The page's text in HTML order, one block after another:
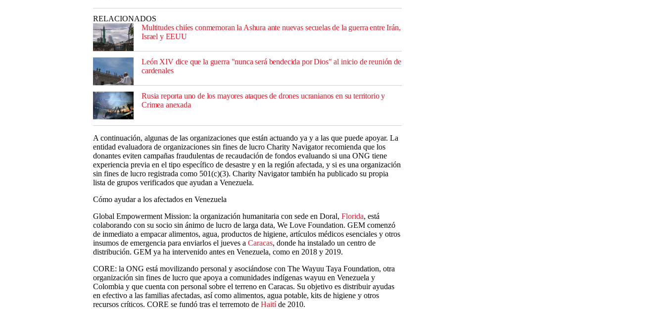
RELACIONADOS
Multitudes chiíes conmemoran la Ashura ante nuevas secuelas de la guerra entre Irán,
Israel y EEUU
León XIV dice que la guerra "nunca será bendecida por Dios" al inicio de reunión de
cardenales
Rusia reporta uno de los mayores ataques de drones ucranianos en su territorio y
Crimea anexada
A continuación, algunas de las organizaciones que están actuando ya y a las que puede apoyar. La
entidad evaluadora de organizaciones sin fines de lucro Charity Navigator recomienda que los
donantes eviten campañas fraudulentas de recaudación de fondos evaluando si una ONG tiene
experiencia previa en el tipo específico de desastre y en la región afectada, y si es una organización
sin fines de lucro registrada como 501(c)(3). Charity Navigator también ha publicado su propia
lista de grupos verificados que ayudan a Venezuela.
Cómo ayudar a los afectados en Venezuela
Global Empowerment Mission: la organización humanitaria con sede en Doral, Florida, está
colaborando con su socio sin ánimo de lucro de larga data, We Love Foundation. GEM comenzó
de inmediato a empacar alimentos, agua, productos de higiene, artículos médicos esenciales y otros
insumos de emergencia para enviarlos el jueves a Caracas, donde ha instalado un centro de
distribución. GEM ya ha intervenido antes en Venezuela, como en 2018 y 2019.
CORE: la ONG está movilizando personal y asociándose con The Wayuu Taya Foundation, otra
organización sin fines de lucro que apoya a comunidades indígenas wayuu en Venezuela y
Colombia y que cuenta con personal sobre el terreno en Caracas. Su objetivo es distribuir ayudas
en efectivo a las familias afectadas, así como alimentos, agua potable, kits de higiene y otros
recursos críticos. CORE se fundó tras el terremoto de Haitíde 2010.